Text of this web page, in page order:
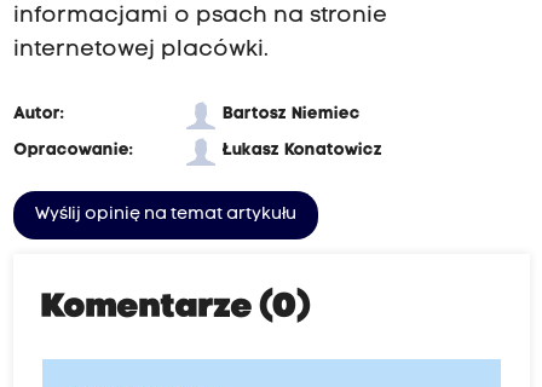
informacjami o psach na stronie
internetowej placówki.
Autor:
Bartosz Niemiec
Opracowanie:
Łukasz Konatowicz
Wyślij opinię na temat artykułu
Komentarze (0)